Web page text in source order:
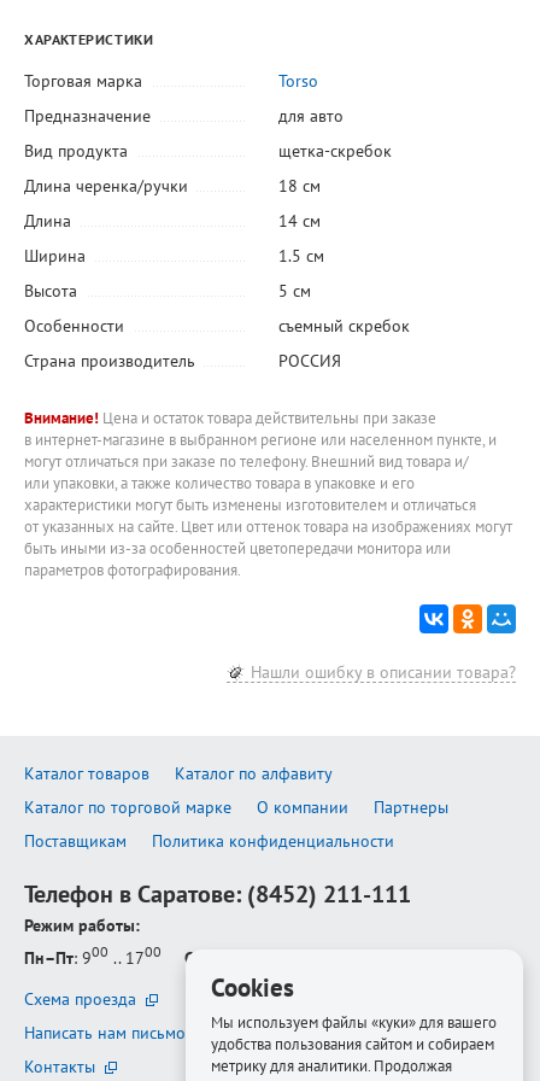
ХАРАКТЕРИСТИКИ
Торговая марка
Torso
Предназначение
для авто
Вид продукта
щетка-скребок
Длина черенка/ручки
18 см
Длина
14 см
Ширина
1.5 см
Высота
5 см
Особенности
съемный скребок
Страна производитель
РОССИЯ
Внимание! Цена и остаток товара действительны при заказе
в интернет-магазине в выбранном регионе или населенном пункте, и
могут отличаться при заказе по телефону. Внешний вид товара и/
или упаковки, а также количество товара в упаковке и его
характеристики могут быть изменены изготовителем и отличаться
от указанных на сайте. Цвет или оттенок товара на изображениях могут
быть иными из-за особенностей цветопередачи монитора или
параметров фотографирования.
Нашли ошибку в описании товара?
Каталог товаров
Каталог по алфавиту
Каталог по торговой марке
О компании
Партнеры
Поставщикам
Политика конфиденциальности
Телефон в Саратове: (8452) 211-111
Режим работы:
Пн–Пт: 900 .. 1700 Сб–Вс
Схема проезда
Написать нам письмо
Контакты
Cookies
Мы используем файлы «куки» для вашего
удобства пользования сайтом и собираем
метрику для аналитики. Продолжая